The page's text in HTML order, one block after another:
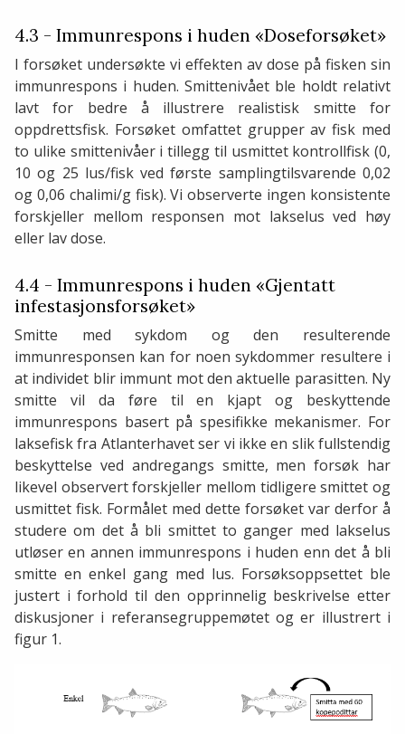
4.3 - Immunrespons i huden «Doseforsøket»
I forsøket undersøkte vi effekten av dose på fisken sin
immunrespons i huden. Smittenivået ble holdt relativt
lavt for bedre å illustrere realistisk smitte for
oppdrettsfisk. Forsøket omfattet grupper av fisk med
to ulike smittenivåer i tillegg til usmittet kontrollfisk (0,
10 og 25 lus/fisk ved første samplingtilsvarende 0,02
og 0,06 chalimi/g fisk). Vi observerte ingen konsistente
forskjeller mellom responsen mot lakselus ved høy
eller lav dose.
4.4 - Immunrespons i huden «Gjentatt
infestasjonsforsøket»
Smitte med sykdom og den resulterende
immunresponsen kan for noen sykdommer resultere i
at individet blir immunt mot den aktuelle parasitten. Ny
smitte vil da føre til en kjapt og beskyttende
immunrespons basert på spesifikke mekanismer. For
laksefisk fra Atlanterhavet ser vi ikke en slik fullstendig
beskyttelse ved andregangs smitte, men forsøk har
likevel observert forskjeller mellom tidligere smittet og
usmittet fisk. Formålet med dette forsøket var derfor å
studere om det å bli smittet to ganger med lakselus
utløser en annen immunrespons i huden enn det å bli
smitte en enkel gang med lus. Forsøksoppsettet ble
justert i forhold til den opprinnelig beskrivelse etter
diskusjoner i referansegruppemøtet og er illustrert i
figur 1.